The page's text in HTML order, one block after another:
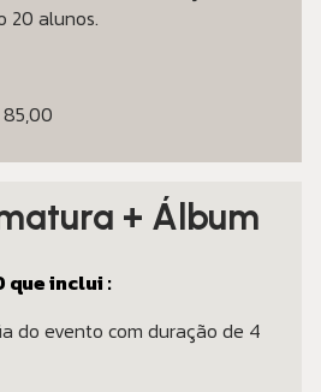
20 alunos.
85,00
+ Álbum
que inclui :
do evento com duração de 4